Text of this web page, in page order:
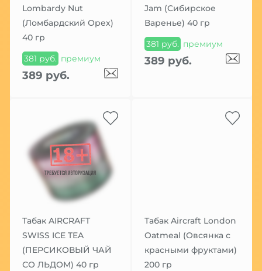
Lombardy Nut
(Ломбардский Орех)
40 гр
381 руб. премиум
389 руб.
Jam (Сибирское
Варенье) 40 гр
381 руб. премиум
389 руб.
Табак AIRCRAFT
SWISS ICE TEA
(ПЕРСИКОВЫЙ ЧАЙ
СО ЛЬДОМ) 40 гр
Табак Aircraft London
Oatmeal (Овсянка с
красными фруктами)
200 гр